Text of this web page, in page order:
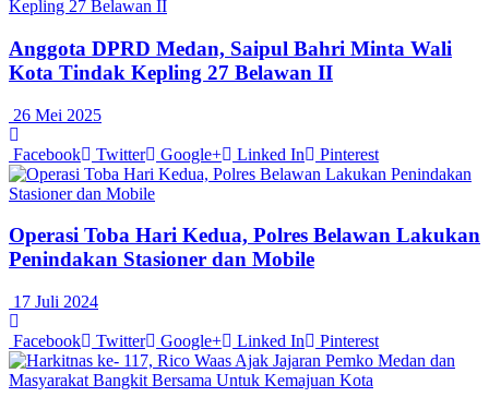
Anggota DPRD Medan, Saipul Bahri Minta Wali
Kota Tindak Kepling 27 Belawan II
26 Mei 2025
Facebook Twitter Google+ Linked In Pinterest
Operasi Toba Hari Kedua, Polres Belawan Lakukan
Penindakan Stasioner dan Mobile
17 Juli 2024
Facebook Twitter Google+ Linked In Pinterest